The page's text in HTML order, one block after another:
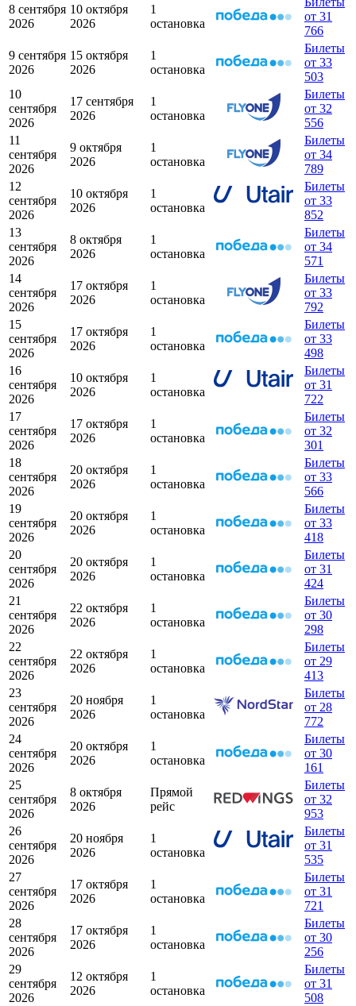
8 сентября
2026
10 октября
2026
1
остановка
от 31
766
9 сентября
2026
15 октября
2026
1
остановка
Билеты
от 33
503
10
сентября
2026
17 сентября
2026
1
остановка
Билеты
от 32
556
11
сентября
2026
9 октября
2026
1
остановка
Билеты
от 34
789
12
сентября
2026
10 октября
2026
1
остановка
Билеты
от 33
852
13
сентября
2026
8 октября
2026
1
остановка
Билеты
от 34
571
14
сентября
2026
17 октября
2026
1
остановка
Билеты
от 33
792
15
сентября
2026
17 октября
2026
1
остановка
Билеты
от 33
498
16
сентября
2026
10 октября
2026
1
остановка
Билеты
от 31
722
17
сентября
2026
17 октября
2026
1
остановка
Билеты
от 32
301
18
сентября
2026
20 октября
2026
1
остановка
Билеты
от 33
566
19
сентября
2026
20 октября
2026
1
остановка
Билеты
от 33
418
20
сентября
2026
20 октября
2026
1
остановка
Билеты
от 31
424
21
сентября
2026
22 октября
2026
1
остановка
Билеты
от 30
298
22
сентября
2026
22 октября
2026
1
остановка
Билеты
от 29
413
23
сентября
2026
20 ноября
2026
1
остановка
Билеты
от 28
772
24
сентября
2026
20 октября
2026
1
остановка
Билеты
от 30
161
25
сентября
2026
8 октября
2026
Прямой
рейс
Билеты
от 32
953
26
сентября
2026
20 ноября
2026
1
остановка
Билеты
от 31
535
27
сентября
2026
17 октября
2026
1
остановка
Билеты
от 31
721
28
сентября
2026
17 октября
2026
1
остановка
Билеты
от 30
256
29
сентября
2026
12 октября
2026
1
остановка
Билеты
от 31
508